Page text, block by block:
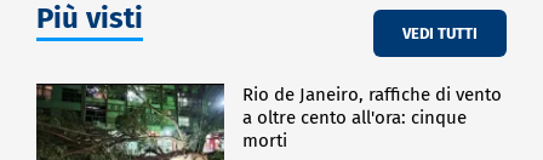
Più visti VEDI TUTTI
Rio de Janeiro, raffiche di vento
a oltre cento all'ora: cinque
morti